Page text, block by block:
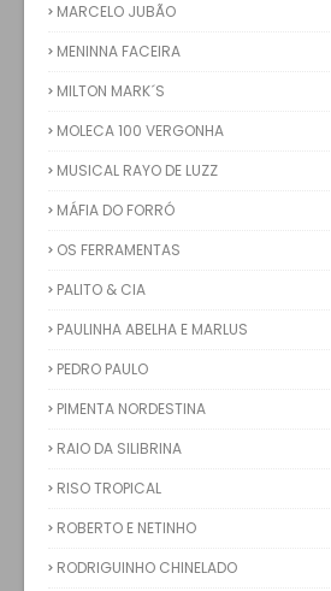
MARCELO JUBÃO
MENINNA FACEIRA
MILTON MARK´S
MOLECA 100 VERGONHA
MUSICAL RAYO DE LUZZ
MÁFIA DO FORRÓ
OS FERRAMENTAS
PALITO & CIA
PAULINHA ABELHA E MARLUS
PEDRO PAULO
PIMENTA NORDESTINA
RAIO DA SILIBRINA
RISO TROPICAL
ROBERTO E NETINHO
RODRIGUINHO CHINELADO